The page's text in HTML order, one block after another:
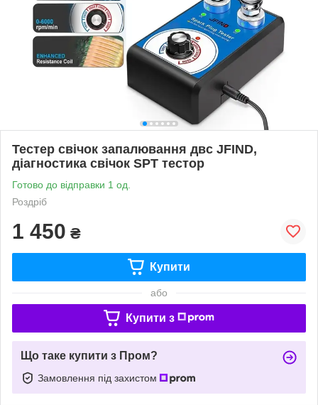
Тестер свічок запалювання двс JFIND,
діагностика свічок SPT тестор
Готово до відправки 1 од.
Роздріб
1 450 ₴
Купити
або
Купити з
Що таке купити з Пром?
Замовлення під захистом